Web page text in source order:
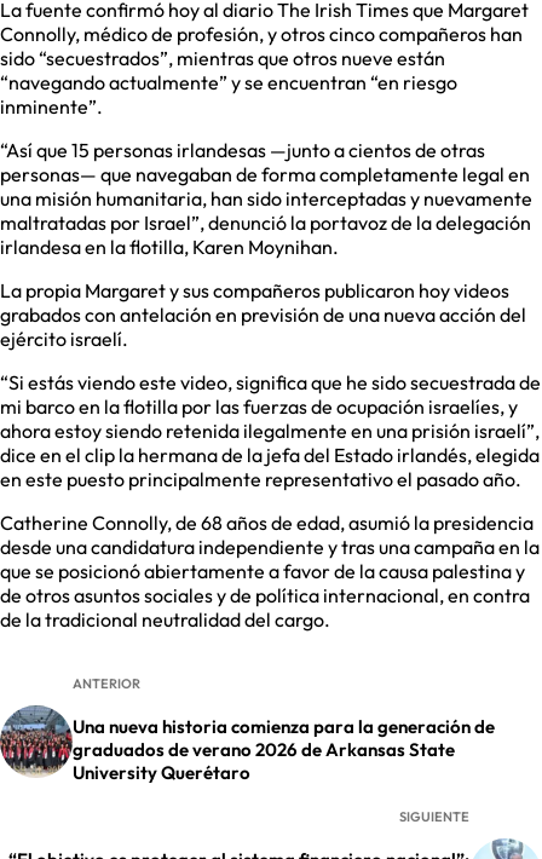
La fuente confirmó hoy al diario The Irish Times que Margaret
Connolly, médico de profesión, y otros cinco compañeros han
sido “secuestrados”, mientras que otros nueve están
“navegando actualmente” y se encuentran “en riesgo
inminente”.
“Así que 15 personas irlandesas —junto a cientos de otras
personas— que navegaban de forma completamente legal en
una misión humanitaria, han sido interceptadas y nuevamente
maltratadas por Israel”, denunció la portavoz de la delegación
irlandesa en la flotilla, Karen Moynihan.
La propia Margaret y sus compañeros publicaron hoy videos
grabados con antelación en previsión de una nueva acción del
ejército israelí.
“Si estás viendo este video, significa que he sido secuestrada de
mi barco en la flotilla por las fuerzas de ocupación israelíes, y
ahora estoy siendo retenida ilegalmente en una prisión israelí”,
dice en el clip la hermana de la jefa del Estado irlandés, elegida
en este puesto principalmente representativo el pasado año.
Catherine Connolly, de 68 años de edad, asumió la presidencia
desde una candidatura independiente y tras una campaña en la
que se posicionó abiertamente a favor de la causa palestina y
de otros asuntos sociales y de política internacional, en contra
de la tradicional neutralidad del cargo.
ANTERIOR
Una nueva historia comienza para la generación de
graduados de verano 2026 de Arkansas State
University Querétaro
SIGUIENTE